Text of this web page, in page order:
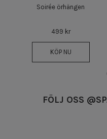
Soirée örhängen
499 kr
KÖP NU
FÖLJ OSS